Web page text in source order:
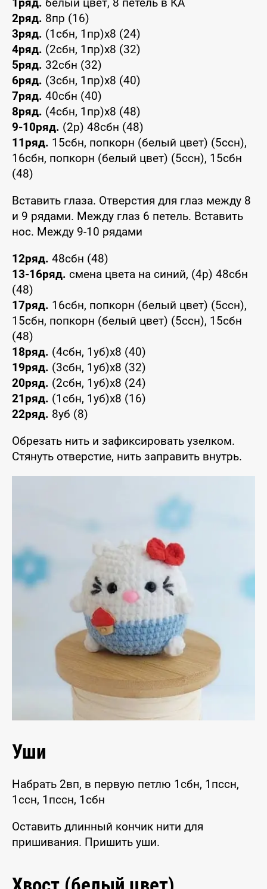
1ряд. белый цвет, 8 петель в КА
2ряд. 8пр (16)
3ряд. (1сбн, 1пр)х8 (24)
4ряд. (2сбн, 1пр)х8 (32)
5ряд. 32сбн (32)
6ряд. (3сбн, 1пр)х8 (40)
7ряд. 40сбн (40)
8ряд. (4сбн, 1пр)х8 (48)
9-10ряд. (2р) 48сбн (48)
11ряд. 15сбн, попкорн (белый цвет) (5ссн),
16сбн, попкорн (белый цвет) (5ссн), 15сбн
(48)
Вставить глаза. Отверстия для глаз между 8
и 9 рядами. Между глаз 6 петель. Вставить
нос. Между 9-10 рядами
12ряд. 48сбн (48)
13-16ряд. смена цвета на синий, (4р) 48сбн
(48)
17ряд. 16сбн, попкорн (белый цвет) (5ссн),
15сбн, попкорн (белый цвет) (5ссн), 15сбн
(48)
18ряд. (4сбн, 1уб)х8 (40)
19ряд. (3сбн, 1уб)х8 (32)
20ряд. (2сбн, 1уб)х8 (24)
21ряд. (1сбн, 1уб)х8 (16)
22ряд. 8уб (8)
Обрезать нить и зафиксировать узелком.
Стянуть отверстие, нить заправить внутрь.
Уши
Набрать 2вп, в первую петлю 1сбн, 1пссн,
1ссн, 1пссн, 1сбн
Оставить длинный кончик нити для
пришивания. Пришить уши.